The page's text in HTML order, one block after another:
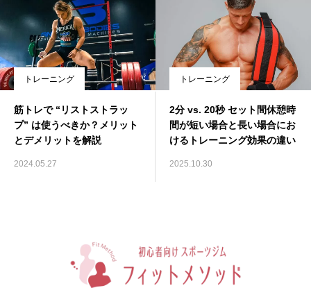
トレーニング
筋トレで “リストストラッ
プ” は使うべきか？メリット
とデメリットを解説
2024.05.27
トレーニング
2分 vs. 20秒 セット間休憩時
間が短い場合と長い場合にお
けるトレーニング効果の違い
2025.10.30